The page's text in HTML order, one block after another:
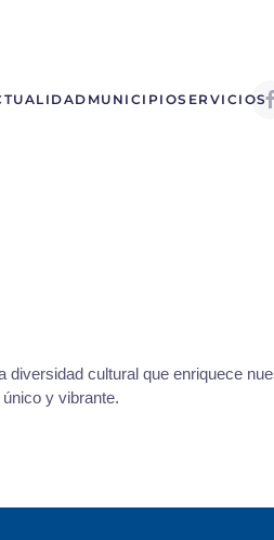
MUNICIPIOSERVICIOS
cultural que enriquece
y vibrante.